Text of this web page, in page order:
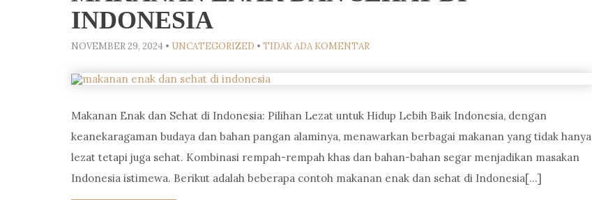
INDONESIA
NOVEMBER 29, 2024 • UNCATEGORIZED • TIDAK ADA KOMENTAR
Makanan Enak dan Sehat di Indonesia: Pilihan Lezat untuk Hidup Lebih Baik Indonesia, dengan
keanekaragaman budaya dan bahan pangan alaminya, menawarkan berbagai makanan yang tidak hanya
lezat tetapi juga sehat. Kombinasi rempah-rempah khas dan bahan-bahan segar menjadikan masakan
Indonesia istimewa. Berikut adalah beberapa contoh makanan enak dan sehat di Indonesia[…]